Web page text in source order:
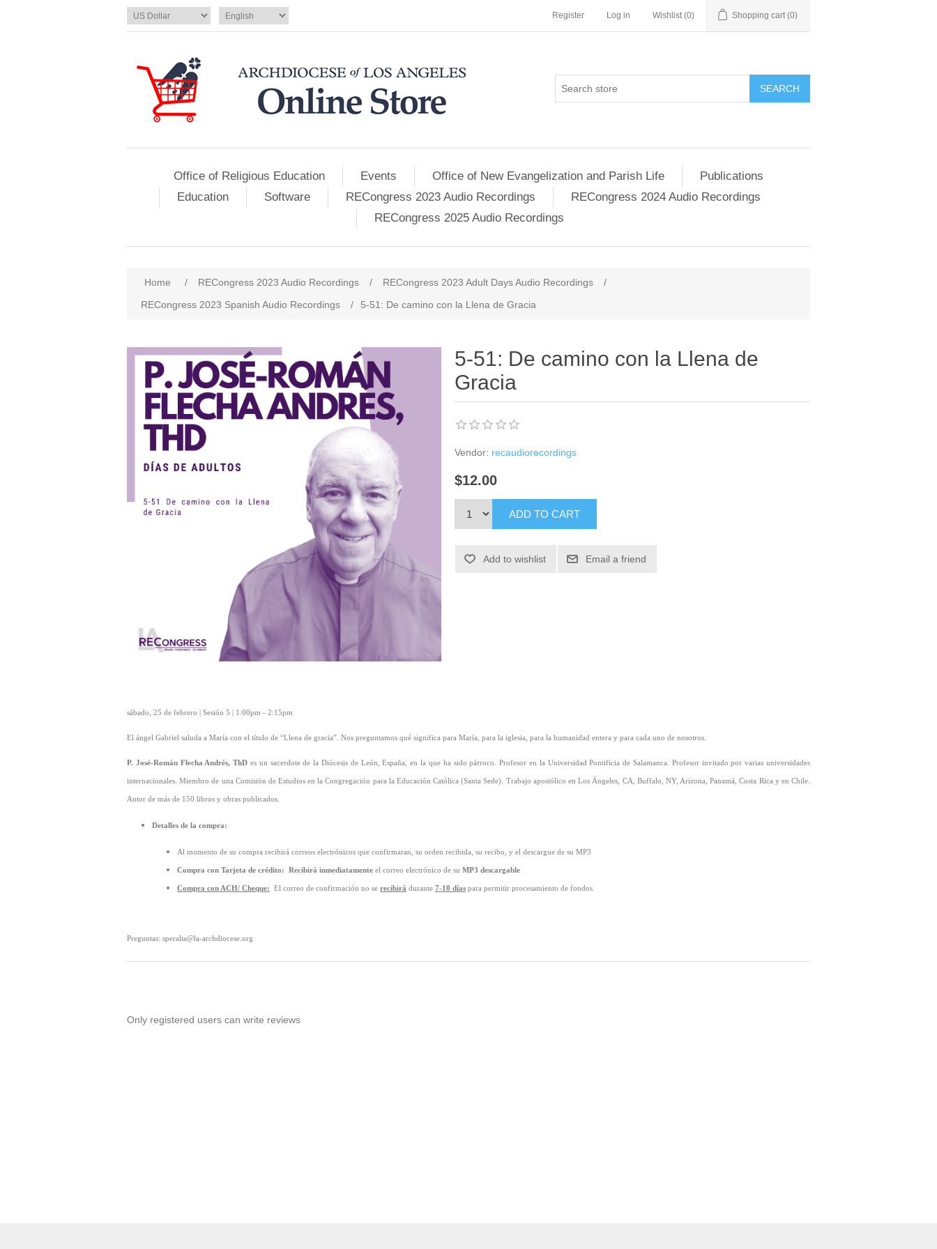
Register Log in Wishlist (0) Shopping cart (0)
SEARCH
Office of Religious Education Events Office of New Evangelization and Parish Life
Publications
Education
Software RECongress 2023 Audio Recordings
RECongress 2024 Audio Recordings
RECongress 2025 Audio Recordings
Home / RECongress 2023 Audio Recordings / RECongress 2023 Adult Days Audio Recordings
/
RECongress 2023 Spanish Audio Recordings
/ 5-51: De camino con la Llena de Gracia
5-51: De camino con la Llena de
Gracia
Vendor: recaudiorecordings
$12.00
ADD TO CART
Add to wishlist Email a friend
sábado, 25 de febrero | Sesión 5 | 1:00pm - 2:15pm
El ángel Gabriel saluda a María con el título de “Llena de gracia”. Nos preguntamos qué significa para María, para la iglesia, para la humanidad entera y para cada uno de nosotros.
P. José-Román Flecha Andrés, ThD es un sacerdote de la Diócesis de León, España, en la que ha sido párroco. Profesor en la Universidad Pontificia de Salamanca. Profesor invitado por varias universidades
internacionales. Miembro de una Comisión de Estudios en la Congregación para la Educación Católica (Santa Sede). Trabajo apostólico en Los Ángeles, CA, Buffalo, NY, Arizona, Panamá, Costa Rica y en Chile.
Autor de más de 150 libros y obras publicados.
Detalles de la compra:
Al momento de su compra recibirá correos electrónicos que confirmaran, su orden recibida, su recibo, y el descargue de su MP3
Compra con Tarjeta de crédito: Recibirá inmediatamente el correo electrónico de su MP3 descargable
Compra con ACH/ Cheque: El correo de confirmación no se recibirá durante 7-10 días para permitir procesamiento de fondos
Preguntas: speralta@la-archdiocese.org
Only registered users can write reviews